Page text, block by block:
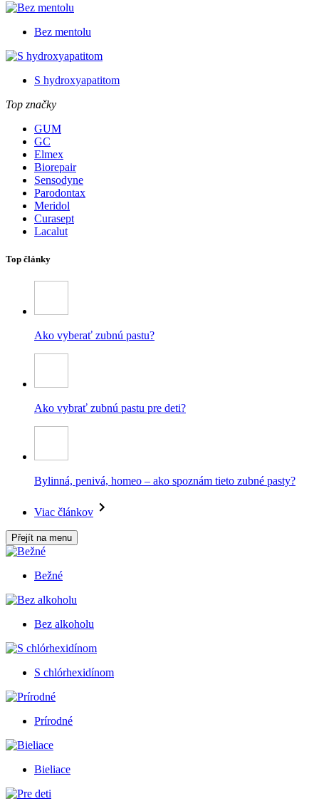
Bez mentolu
S hydroxyapatitom
Top značky
GUM
GC
Elmex
Biorepair
Sensodyne
Parodontax
Meridol
Curasept
Lacalut
Top články
Ako vyberať zubnú pastu?
Ako vybrať zubnú pastu pre deti?
Bylinná, penivá, homeo – ako spoznám tieto zubné pasty?
Viac článkov
Přejít na menu
Bežné
Bez alkoholu
S chlórhexidínom
Prírodné
Bieliace